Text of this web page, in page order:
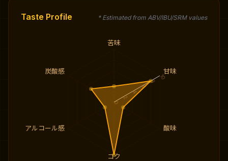
Taste Profile * Estimated from ABV/IBU/SRM values
苦味
甘味
酸味
コク
アルコール感
炭酸感
0
2
4
6
8
10